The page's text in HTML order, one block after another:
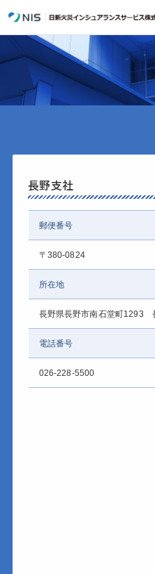
長野支社
郵便番号
〒380-0824
所在地
長野県長野市南石堂町1293
電話番号
026-228-5500